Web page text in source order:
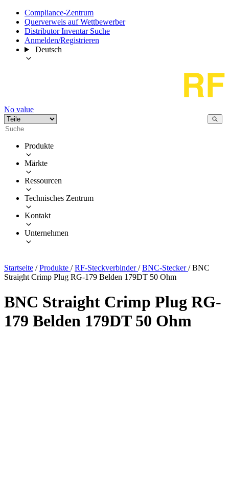
Compliance-Zentrum
Querverweis auf Wettbewerber
Distributor Inventar Suche
Anmelden/Registrieren
Deutsch
No value
Produkte
Märkte
Ressourcen
Technisches Zentrum
Kontakt
Unternehmen
Startseite / Produkte / RF-Steckverbinder/ BNC-Stecker/ BNC
Straight Crimp Plug RG-179 Belden 179DT 50 Ohm
BNC Straight Crimp Plug RG-
179 Belden 179DT 50 Ohm